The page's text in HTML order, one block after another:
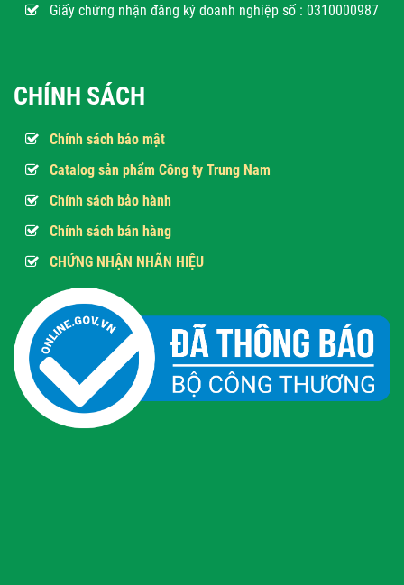
Giấy chứng nhận đăng ký doanh nghiệp số : 0310000987
CHÍNH SÁCH
Chính sách bảo mật
Catalog sản phẩm Công ty Trung Nam
Chính sách bảo hành
Chính sách bán hàng
CHỨNG NHẬN NHÃN HIỆU